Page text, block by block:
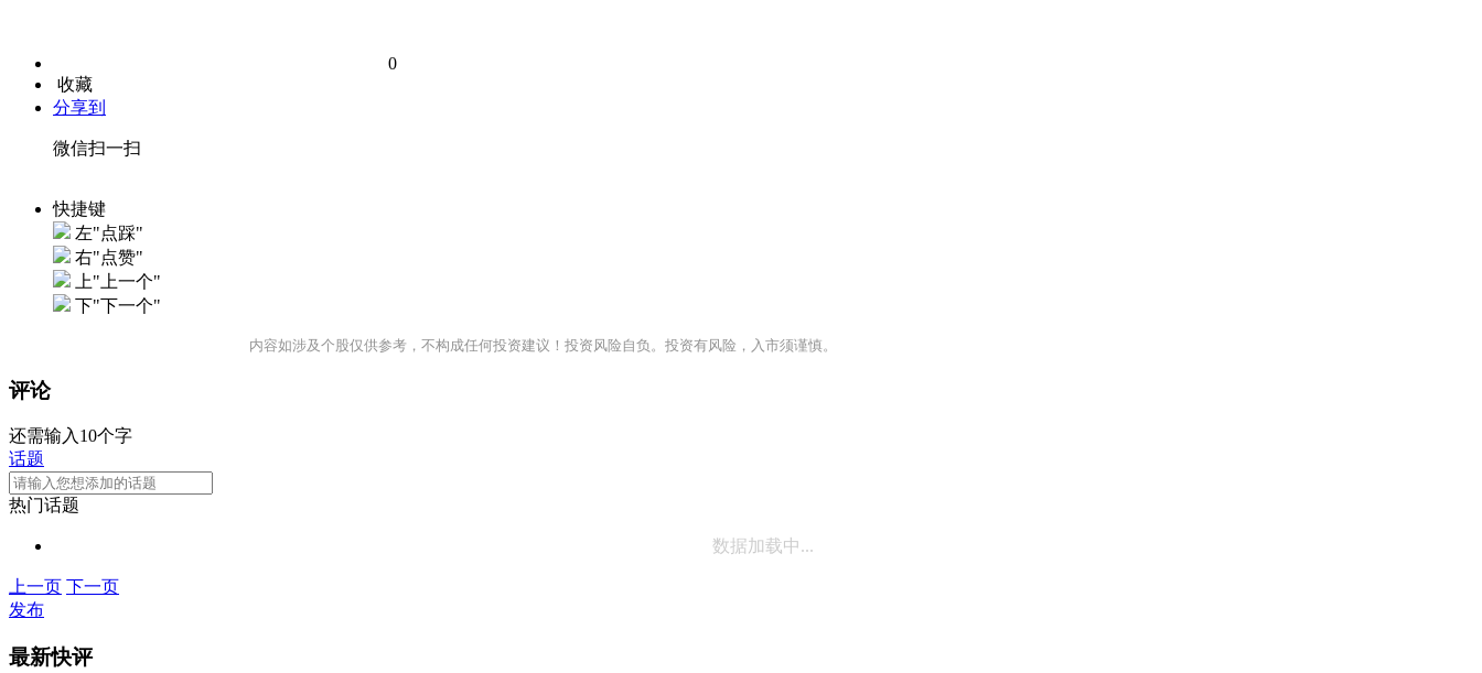
0
收藏
分享到
微信扫一扫
快捷键
左"点踩"
右"点赞"
上"上一个"
下"下一个"
内容如涉及个股仅供参考，不构成任何投资建议！投资风险自负。投资有风险，入市须谨慎。
评论
还需输入10个字
话题
热门话题
数据加载中...
上一页 下一页
发布
最新快评